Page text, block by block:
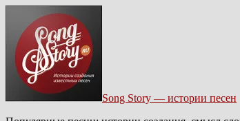
Song Story — истории песен